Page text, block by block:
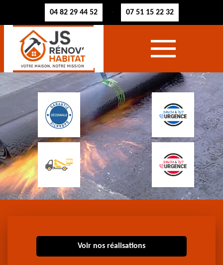
04 82 29 44 52 - 07 51 15 22 32
Voir nos réalisations